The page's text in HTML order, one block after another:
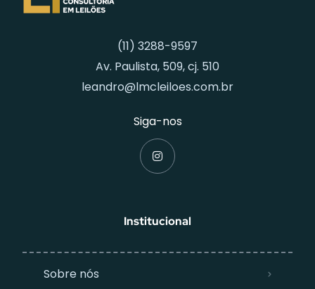
(11) 3288-9597
Av. Paulista, 509, cj. 510
leandro@lmcleiloes.com.br
Siga-nos
Institucional
Sobre nós